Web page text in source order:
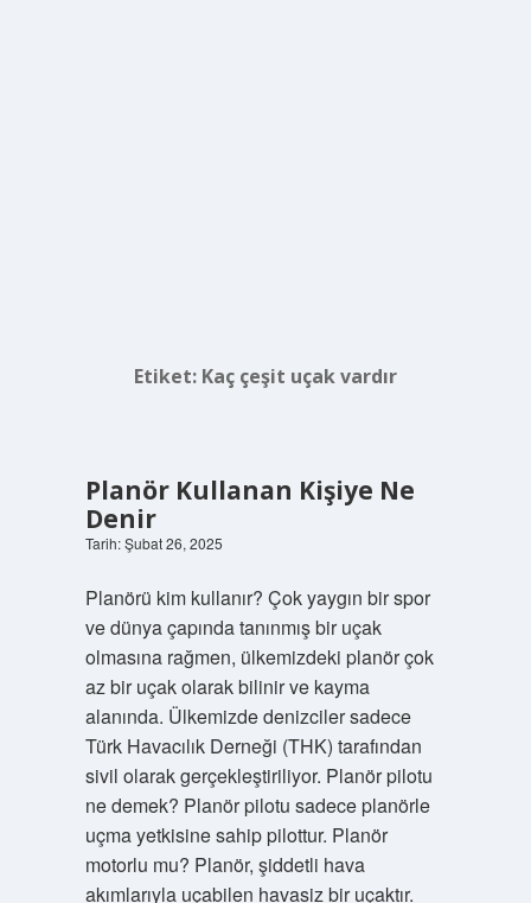
Etiket: Kaç çeşit uçak vardır
Planör Kullanan Kişiye Ne
Denir
Tarih: Şubat 26, 2025
Planörü kim kullanır? Çok yaygın bir spor
ve dünya çapında tanınmış bir uçak
olmasına rağmen, ülkemizdeki planör çok
az bir uçak olarak bilinir ve kayma
alanında. Ülkemizde denizciler sadece
Türk Havacılık Derneği (THK) tarafından
sivil olarak gerçekleştiriliyor. Planör pilotu
ne demek? Planör pilotu sadece planörle
uçma yetkisine sahip pilottur. Planör
motorlu mu? Planör, şiddetli hava
akımlarıyla uçabilen havasiz bir uçaktır.